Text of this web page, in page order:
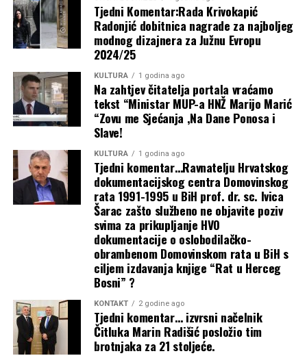
Lovačke priče Zukana Heleza: Hvali se
lovom srpskih specijalaca u Bugojnu ali
ulova ipak nigdje, kaže pobjegli
4 kolovoza, 2026
Grmoja traži vojsku na granici s BiH:
Postoji mogućnost da netko zakuha
stvar
4 kolovoza, 2026
ŠIROKI BRIJEG: U petak premijera
kratkog filma nastalog u sklopu
Wandering Film School ’26
4 kolovoza, 2026
Zapratite nas
Facebook InstagramYoutubeTiktok
Sjednica Vlade HNŽ-a nije održana zbog
neobrazloženoga izostanka ministara iz
SDA i SDP-a
Buhač, Bevanda i Radišić obišli novo
cestovno raskružje Kaktus u Čitluku
Predsjednica Buhač ugostila rukovodstvo
i uspješne plivače SPK Zrinjski Mostar
Predsjednica Buhač pokroviteljica
odlaska mostarskih gimnazijalaca na
Međunarodnu olimpijadu u Kazahstan
Buhač u Skupštini: Vlada HNŽ-a ima nultu
toleranciju prema svakomu obliku nasilja
Predsjednica Buhač otvorila središnju
Tjedni Komentar:Rada Krivokapić
Radonjić dobitnica nagrade za najboljeg
modnog dizajnera za Južnu Evropu
2024/25
KULTURA 1 godina ago
Na zahtjev čitatelja portala vraćamo
tekst “Ministar MUP-a HNŽ Marijo Marić
“Zovu me Sjećanja ,Na Dane Ponosa i
Slave!
KULTURA 1 godina ago
Tjedni komentar…Ravnatelju Hrvatskog
dokumentacijskog centra Domovinskog
rata 1991-1995 u BiH prof. dr. sc. Ivica
Šarac zašto službeno ne objavite poziv
svima za prikupljanje HVO
dokumentacije o oslobodilačko-
obrambenom Domovinskom rata u BiH s
ciljem izdavanja knjige “Rat u Herceg
Bosni” ?
KONTAKT 2 godine ago
Tjedni komentar… izvrsni načelnik
Čitluka Marin Radišić posložio tim
brotnjaka za 21 stoljeće.